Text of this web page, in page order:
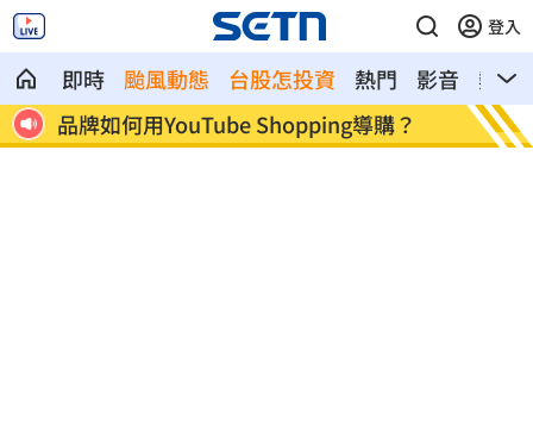
登入
即時 颱風動態 台股怎投資 熱門 影音
熱搜
上海抽驗嫁接睫毛膠水 逾8成含致癌敏物
鴻海
兆